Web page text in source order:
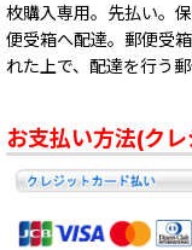
枚購入専用。先払い。
便受箱へ配達。郵便受
れた上で、配達を行う
お支払い方法(ク